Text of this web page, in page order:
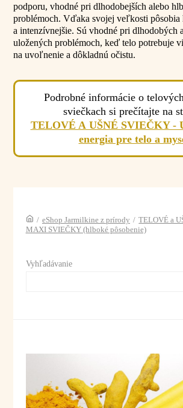
podporu, vhodné pri dlhodobejších alebo
problémoch. Vďaka svojej veľkosti pôsobia
a intenzívnejšie. Sú vhodné pri dlhodobých
uložených problémoch, keď telo potrebuje
na uvoľnenie a dôkladnú očistu.
Podrobné informácie o
sviečkach si prečítajte na
TELOVÉ A UŠNÉ SVIEČKY -
energia pre telo a
/ eShop Jarmilkine z prírody / TELOVÉ a
MAXI SVIEČKY (hlboké pôsobenie)
Vyhľadávanie